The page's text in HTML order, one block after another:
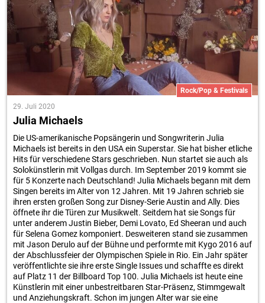
Rock/Pop & Festivals
29. Juli 2020
Julia Michaels
Die US-amerikanische Popsängerin und Songwriterin Julia
Michaels ist bereits in den USA ein Superstar. Sie hat bisher etliche
Hits für verschiedene Stars geschrieben. Nun startet sie auch als
Solokünstlerin mit Vollgas durch. Im September 2019 kommt sie
für 5 Konzerte nach Deutschland! Julia Michaels begann mit dem
Singen bereits im Alter von 12 Jahren. Mit 19 Jahren schrieb sie
ihren ersten großen Song zur Disney-Serie Austin and Ally. Dies
öffnete ihr die Türen zur Musikwelt. Seitdem hat sie Songs für
unter anderem Justin Bieber, Demi Lovato, Ed Sheeran und auch
für Selena Gomez komponiert. Desweiteren stand sie zusammen
mit Jason Derulo auf der Bühne und performte mit Kygo 2016 auf
der Abschlussfeier der Olympischen Spiele in Rio. Ein Jahr später
veröffentlichte sie ihre erste Single Issues und schaffte es direkt
auf Platz 11 der Billboard Top 100. Julia Michaels ist heute eine
Künstlerin mit einer unbestreitbaren Star-Präsenz, Stimmgewalt
und Anziehungskraft. Schon im jungen Alter war sie eine